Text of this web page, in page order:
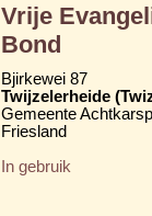
Vrije
Bond
Bjirkewei 87
Twijzelerheide
Gemeente
Friesland
In gebruik